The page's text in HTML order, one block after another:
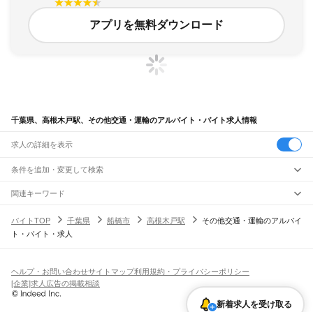
アプリを無料ダウンロード
千葉県、高根木戸駅、その他交通・運輸のアルバイト・バイト求人情報
求人の詳細を表示
条件を追加・変更して検索
市区町村を追加・変更
千葉県すべて
千葉市 すべて
旭市習志野市柏市勝浦市市原市流山市八千代市我孫子市鴨川市鎌ケ谷市
君津市富津市浦安市 印西市白井市富里市南房総市
匝瑳市香取市 印旛郡 香取郡山武郡 長生郡夷隅郡
駅を追加・変更
JR中央・総武線
市川駅本八幡駅下総中山駅 津田沼駅
幕張駅
新検見川駅
職種を追加・変更
飲食・フードサービスすべて
ホールスタッフキッチンスタッフ
パン屋（ベーカリー）
バー（BAR）・バーテンダー
飲食店（店長・マネージャー）
人気
日払いOK高校生歓迎 髪型・髪色自由
留学生・外国人活躍中
雇用形態を追加・変更
関連キーワード
バイトTOP
千葉県 船橋市 高根木戸駅
その他交通・運輸のアルバイ
ト・バイト・求人
新着求人を受け取る
ヘルプ・お問い合わせサイトマップ利用規約・プライバシーポリシー
[企業]求人広告の掲載相談